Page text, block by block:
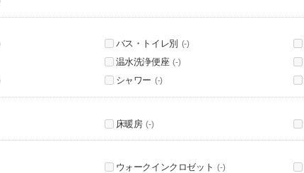
バス・トイレ別 (-)
温水洗浄便座 (-)
シャワー (-)
床暖房 (-)
ウォークインクロゼット (-)